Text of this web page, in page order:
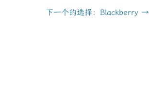
下一个的选择：Blackberry →